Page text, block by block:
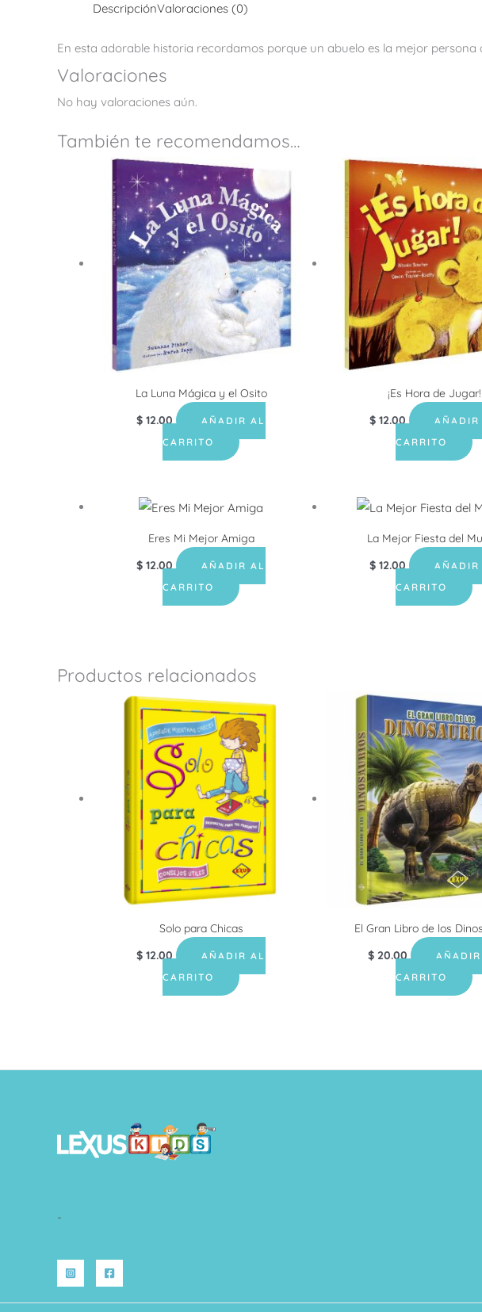
DescripciónValoraciones (0)
En esta adorable historia recordamos porque un abuelo es la mejor
Valoraciones
No hay valoraciones aún.
También te recomendamos…
La Luna Mágica y el Osito
$ 12.00
AÑADIR AL
CARRITO
¡Es Hora de Jugar!
$ 12.00
AÑADIR
CARRITO
Eres Mi Mejor Amiga
$ 12.00
AÑADIR AL
CARRITO
La Mejor Fiesta del
$ 12.00
AÑADIR
CARRITO
Productos relacionados
Solo para Chicas
$ 12.00
AÑADIR AL
CARRITO
El Gran Libro de los
$ 20.00
CARRITO
-